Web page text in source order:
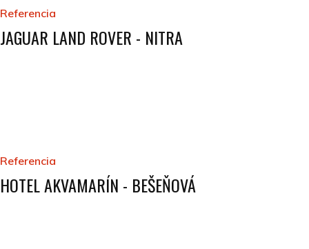
Referencia
JAGUAR LAND ROVER - NITRA
Referencia
HOTEL AKVAMARÍN - BEŠEŇOVÁ